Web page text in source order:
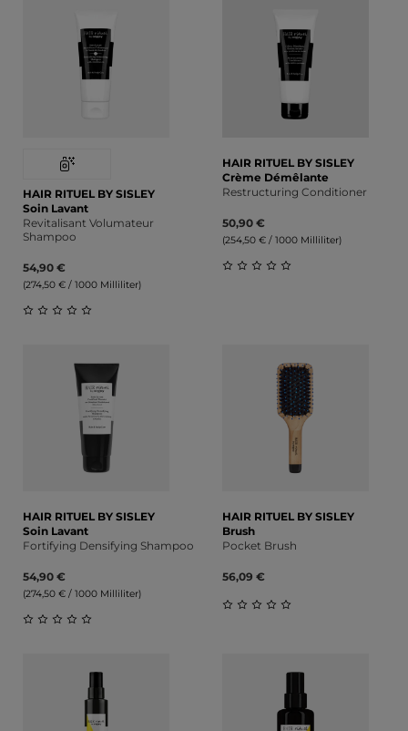
HAIR RITUEL BY SISLEY
Soin Lavant
Revitalisant Volumateur
Shampoo
54,90 €
(274,50 € / 1000 Milliliter)
HAIR RITUEL BY SISLEY
Crème Démêlante
Restructuring Conditioner
50,90 €
(254,50 € / 1000 Milliliter)
HAIR RITUEL BY SISLEY
Soin Lavant
Fortifying Densifying Shampoo
54,90 €
(274,50 € / 1000 Milliliter)
HAIR RITUEL BY SISLEY
Brush
Pocket Brush
56,09 €